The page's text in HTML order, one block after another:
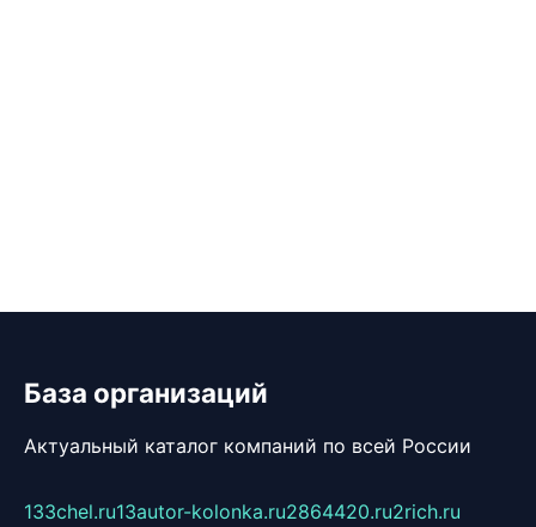
База организаций
Актуальный каталог компаний по всей России
133chel.ru13autor-kolonka.ru2864420.ru2rich.ru